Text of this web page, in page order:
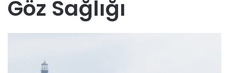
Göz Sağlığı